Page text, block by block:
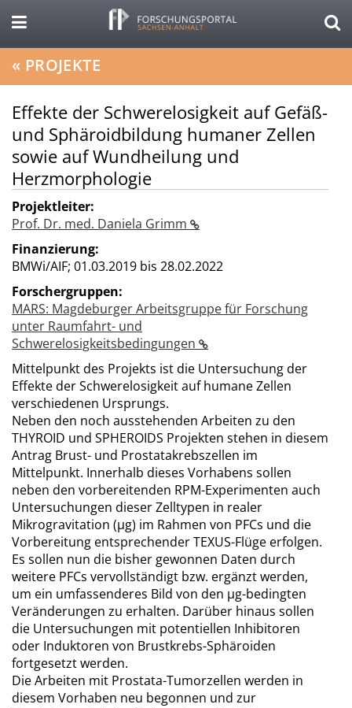
« PROJEKTE
Effekte der Schwerelosigkeit auf Gefäß-
und Sphäroidbildung humaner Zellen
sowie auf Wundheilung und
Herzmorphologie
Projektleiter:
Prof. Dr. med. Daniela Grimm
Finanzierung:
BMWi/AIF; 01.03.2019 bis 28.02.2022
Forschergruppen:
MARS: Magdeburger Arbeitsgruppe für Forschung
unter Raumfahrt- und
Schwerelosigkeitsbedingungen
Mittelpunkt des Projekts ist die Untersuchung der
Effekte der Schwerelosigkeit auf humane Zellen
verschiedenen Ursprungs.
Neben den noch ausstehenden Arbeiten zu den
THYROID und SPHEROIDS Projekten stehen in diesem
Antrag Brust- und Prostatakrebszellen im
Mittelpunkt. Innerhalb dieses Vorhabens sollen
neben den vorbereitenden RPM-Experimenten auch
Untersuchungen dieser Zelltypen in realer
Mikrogravitation (µg) im Rahmen von PFCs und die
Vorbereitung entsprechender TEXUS-Flüge erfolgen.
Es sollen nun die bisher gewonnen Daten durch
weitere PFCs vervollständigt bzw. ergänzt werden,
um ein umfassenderes Bild von den µg-bedingten
Veränderungen zu erhalten. Darüber hinaus sollen
die Untersuchungen mit potentiellen Inhibitoren
oder Induktoren von Brustkrebs-Sphäroiden
fortgesetzt werden.
Die Arbeiten mit Prostata-Tumorzellen werden in
diesem Vorhaben neu begonnen und zur